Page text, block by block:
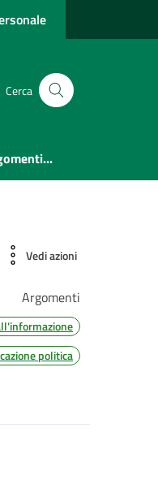
Cerca
Vedi azioni
Argomenti
politica